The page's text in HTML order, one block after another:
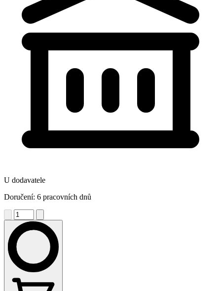
U dodavatele
Doručení: 6 pracovních dnů